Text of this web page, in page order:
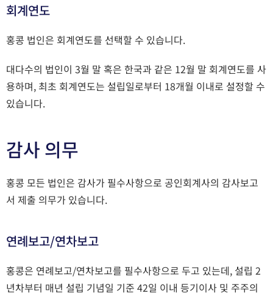
회계연도
홍콩 법인은 회계연도를 선택할 수 있습니다.
대다수의 법인이 3월 말 혹은 한국과 같은 12월 말 회계연도를 사
용하며, 최초 회계연도는 설립일로부터 18개월 이내로 설정할 수
있습니다.
감사 의무
홍콩 모든 법인은 감사가 필수사항으로 공인회계사의 감사보고
서 제출 의무가 있습니다.
연례보고/연차보고
홍콩은 연례보고/연차보고를 필수사항으로 두고 있는데, 설립 2
년차부터 매년 설립 기념일 기준 42일 이내 등기이사 및 주주의